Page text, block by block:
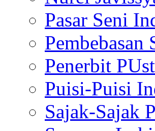
Pasar Seni
Pembebasan
Penerbit
Puisi-Puisi
Sajak-Sajak